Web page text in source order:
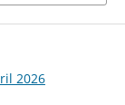
2026